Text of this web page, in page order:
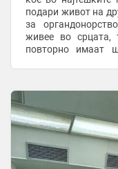
подари живот на другите. Со оваа
за
живее во срцата,
повторно имаат шанса. Во градите